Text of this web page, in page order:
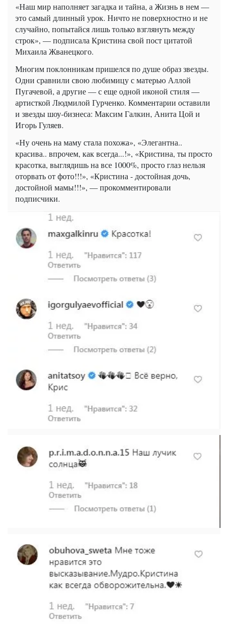
«Наш мир наполняет загадка и тайна, а Жизнь в нем —
это самый длинный урок. Ничто не поверхностно и не
случайно, попытайся лишь только взглянуть между
строк», — подписала Кристина свой пост цитатой
Михаила Жванецкого.
Многим поклонникам пришелся по душе образ звезды.
Одни сравнили свою любимицу с матерью Аллой
Пугачевой, а другие — с еще одной иконой стиля —
артисткой Людмилой Гурченко. Комментарии оставили
и звезды шоу-бизнеса: Максим Галкин, Анита Цой и
Игорь Гуляев.
«Ну очень на маму стала похожа», «Элегантна..
красива.. впрочем, как всегда...!», «Кристина, ты просто
красотка, выглядишь на все 1000%, просто глаз нельзя
оторвать от фото!!!», «Кристина - достойная дочь,
достойной мамы!!!», — прокомментировали
подписчики.